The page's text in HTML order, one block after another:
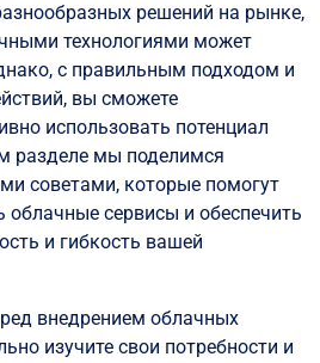
решений на рынке,
технологиями может
с правильным подходом и
вы сможете
использовать потенциал
разделе мы поделимся
советами, которые помогут
сервисы и обеспечить
и гибкость вашей
внедрением облачных
изучите свои потребности и